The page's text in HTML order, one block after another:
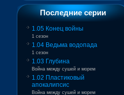
Последние серии
1.05 Конец войны
1 сезон
1.04 Ведьма водопада
1 сезон
1.03 Глубина
Война между сушей и морем
1.02 Пластиковый
апокалипсис
Война между сушей и морем